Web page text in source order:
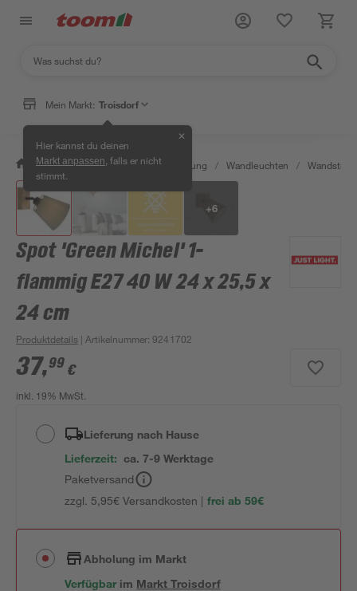
Mein Markt: Troisdorf
Hier kannst du deinen
Markt anpassen , falls er nicht
stimmt.
✕
/ Wohnen & Haushalt / Beleuchtung / Wandleuchten /
+6
Spot 'Green Michel' 1-
flammig E27 40 W 24 x 25,5 x
24 cm
Produktdetails | Artikelnummer:9241702
37,99 €
inkl. 19% MwSt.
Lieferung nach Hause
Lieferzeit: ca. 7-9 Werktage
Paketversand
zzgl. 5,95€ Versandkosten | frei ab 59€
Abholung im Markt
Verfügbar im MarktTroisdorf